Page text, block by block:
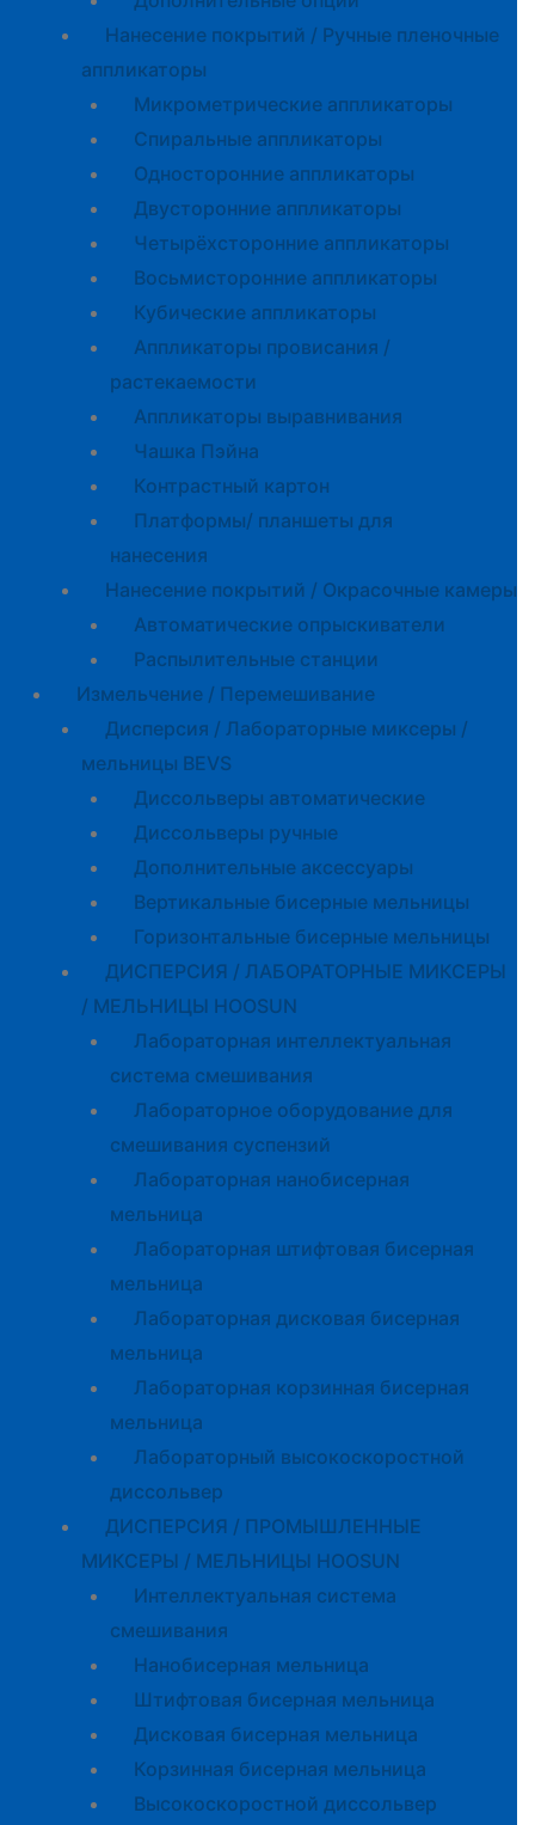
Нанесение покрытий / Ручные пленочные
аппликаторы
Микрометрические аппликаторы
Спиральные аппликаторы
Односторонние аппликаторы
Двусторонние аппликаторы
Четырёхсторонние аппликаторы
Восьмисторонние аппликаторы
Кубические аппликаторы
Аппликаторы провисания /
растекаемости
Аппликаторы выравнивания
Чашка Пэйна
Контрастный картон
Платформы/ планшеты для
нанесения
Нанесение покрытий / Окрасочные камеры
Автоматические опрыскиватели
Распылительные станции
Измельчение / Перемешивание
Дисперсия / Лабораторные миксеры /
мельницы BEVS
Диссольверы автоматические
Диссольверы ручные
Дополнительные аксессуары
Вертикальные бисерные мельницы
Горизонтальные бисерные мельницы
ДИСПЕРСИЯ / ЛАБОРАТОРНЫЕ МИКСЕРЫ
/ МЕЛЬНИЦЫ HOOSUN
Лабораторная интеллектуальная
система смешивания
Лабораторное оборудование для
смешивания суспензий
Лабораторная нанобисерная
мельница
Лабораторная штифтовая бисерная
мельница
Лабораторная дисковая бисерная
мельница
Лабораторная корзинная бисерная
мельница
Лабораторный высокоскоростной
диссольвер
ДИСПЕРСИЯ / ПРОМЫШЛЕННЫЕ
МИКСЕРЫ / МЕЛЬНИЦЫ HOOSUN
Интеллектуальная система
смешивания
Нанобисерная мельница
Штифтовая бисерная мельница
Дисковая бисерная мельница
Корзинная бисерная мельница
Высокоскоростной диссольвер